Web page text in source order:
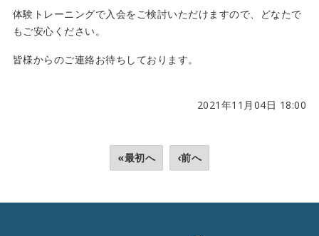
体験トレーニングで入会をご検討いただけますので、どなたで
もご安心ください。
皆様からのご連絡お待ちしております。
2021年11月04日 18:00
«最初へ ‹前へ